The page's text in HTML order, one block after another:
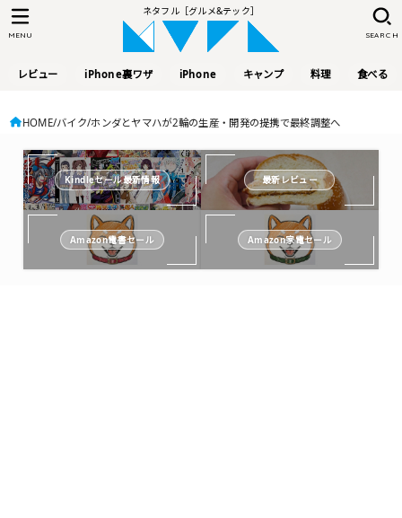
ネタフル［グルメ&テック］
レビュー iPhone裏ワザ iPhone キャンプ 料理 食べる
SEARCH
MENU
HOME バイク ホンダとヤマハが2輪の生産・開発の提携で最終調整へ
Kindleセール最新情報 最新レビュー
Amazon電書セール Amazon家電セール